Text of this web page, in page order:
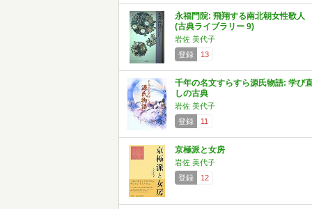
永福門院: 飛翔する南北朝女性歌人
(古典ライブラリー 9)
岩佐 美代子
登録
13
千年の名文すらすら源氏物語: 学び
しの古典
岩佐 美代子
登録
11
京極派と女房
岩佐 美代子
登録
12